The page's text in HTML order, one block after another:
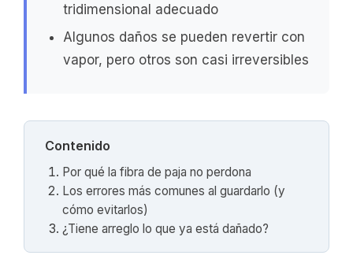
tridimensional adecuado
Algunos daños se pueden revertir con
vapor, pero otros son casi irreversibles
Contenido
Por qué la fibra de paja no perdona
Los errores más comunes al guardarlo (y
cómo evitarlos)
¿Tiene arreglo lo que ya está dañado?